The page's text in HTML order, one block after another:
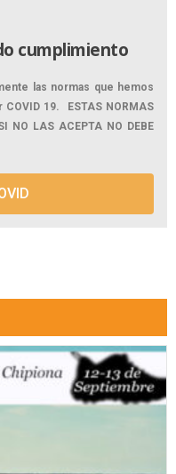
cumplimiento
las normas que hemos
19. ESTAS NORMAS
NO LAS ACEPTA NO DEBE